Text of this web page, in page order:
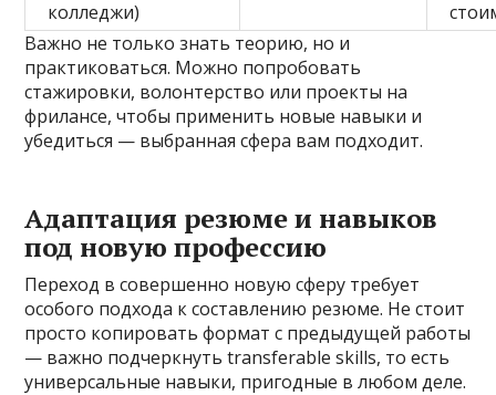
колледжи)
Важно не только знать теорию, но и
практиковаться. Можно попробовать
стажировки, волонтерство или проекты на
фрилансе, чтобы применить новые навыки и
убедиться — выбранная сфера вам подходит.
Адаптация резюме и навыков
под новую профессию
Переход в совершенно новую сферу требует
особого подхода к составлению резюме. Не стоит
просто копировать формат с предыдущей работы
— важно подчеркнуть transferable skills, то есть
универсальные навыки, пригодные в любом деле.